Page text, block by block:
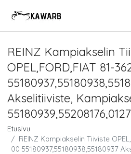
REINZ Kampiakselin
OPEL,FORD,FIAT 81-
Akselitiiviste,
Etusivu
REINZ Kampiakselin Tiiviste
00 55180937,55180938,55180937